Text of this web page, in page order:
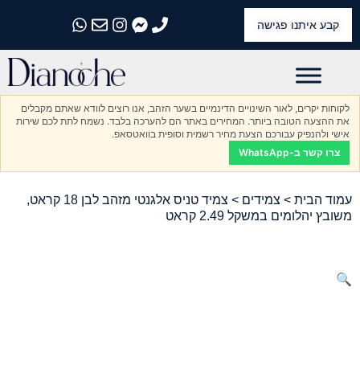
קבע איתנו פגישה
התקשרו אלינו
התקשרו אלינו
התקשרו אלינו
התקשרו אלינו
התקשרו אלינו
לקוחות יקרים, לאור השינויים הדינמיים בשער הזהב, אנו רוצים לוודא שאתם מקבלים
את ההצעה הטובה ביותר. המחירים באתר הם להערכה בלבד. נשמח לתת לכם שירות
אישי ולהנפיק עבורכם הצעת מחיר רשמית וסופית בוואטסאפ.
צרו קשר ב-WhatsApp
עמוד הבית > צמידים
> צמיד טניס אלגנטי מזהב לבן 18 קראט,
משובץ יהלומים במשקל 2.49 קראט
🔍